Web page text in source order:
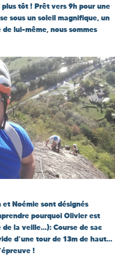
plus tôt ! Prêt vers 9h pour une
sous un soleil magnifique, un
lui-même, nous sommes
Noémie sont désignés
pourquoi Olivier est
la veille…): Course de sac
d’une tour de 13m de haut…
!